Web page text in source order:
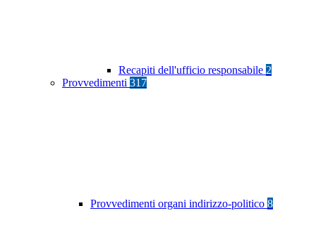
Recapiti dell'ufficio responsabile 2
Provvedimenti 317
Provvedimenti organi indirizzo-politico 8